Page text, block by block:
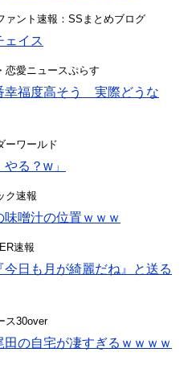
ァント速報：SSまとめブログ
ェイス
恋愛ニュースぷらす
幸福度高そう 実際どうな
ーワールド
る？w」
ク速報
味噌汁の位置ｗｗｗ
速報
日も月が綺麗だね』と送る
ス30over
田の自宅が凄すぎるｗｗｗｗ